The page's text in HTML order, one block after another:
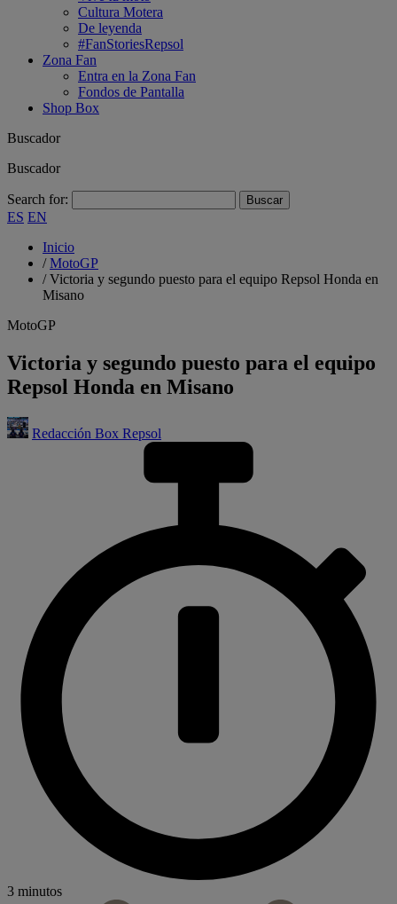
Cultura Motera
De leyenda
#FanStoriesRepsol
Zona Fan
Entra en la Zona Fan
Fondos de Pantalla
Shop Box
Buscador
Buscador
Search for:
ES EN
Inicio
/MotoGP
/Victoria y segundo puesto para el equipo Repsol Honda en
Misano
MotoGP
Victoria y segundo puesto para el equipo
Repsol Honda en Misano
Redacción Box Repsol
3 minutos